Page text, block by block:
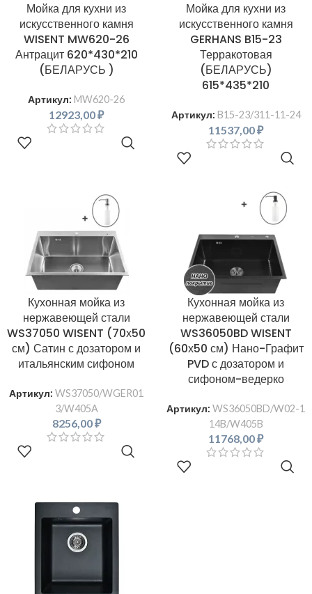
Мойка для кухни из
искусственного камня
WISENT MW620-26
Антрацит 620*430*210
(БЕЛАРУСЬ )
Артикул: MW620-26
12923,00₽
Мойка для кухни из
искусственного камня
GERHANS B15-23
Терракотовая
(БЕЛАРУСЬ)
615*435*210
Артикул: B15-23/311-11-24
11537,00₽
Кухонная мойка из
нержавеющей стали
WS37050 WISENT (70х50
см) Сатин с дозатором и
итальянским сифоном
Артикул: WS37050/WGER01
3/W405A
8256,00₽
Кухонная мойка из
нержавеющей стали
WS36050BD WISENT
(60х50 см) Нано-Графит
PVD с дозатором и
сифоном-ведерко
Артикул: WS36050BD/W02-1
14B/W405B
11768,00₽